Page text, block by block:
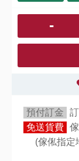
-
預付訂金
免送貨費
(傢俬指定